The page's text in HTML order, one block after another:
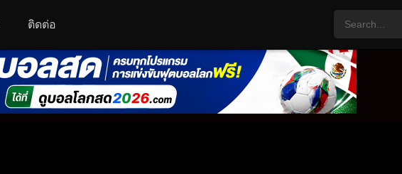
ติดต่อ